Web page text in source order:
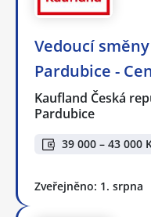
Vedoucí
Pardubice -
Kaufland Česká
Pardubice
39 000 – 43 000
Zveřejněno: 1. srpna